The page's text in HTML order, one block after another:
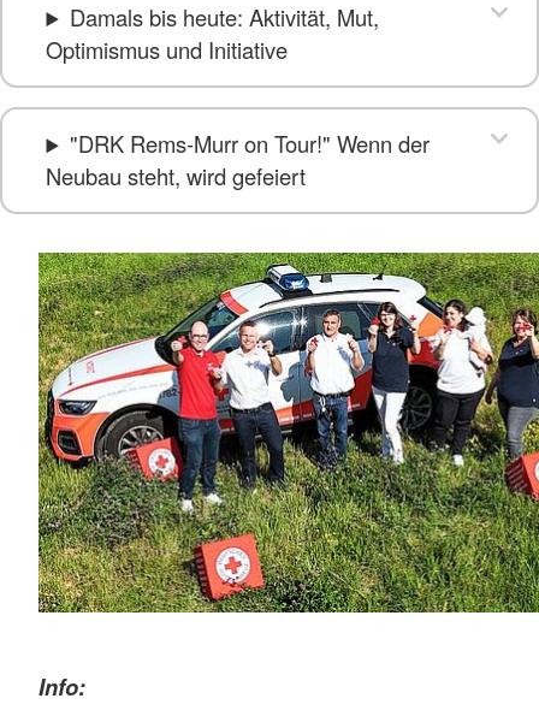
Damals bis heute: Aktivität, Mut,
Optimismus und Initiative
"DRK Rems-Murr on Tour!" Wenn der
Neubau steht, wird gefeiert
Info: